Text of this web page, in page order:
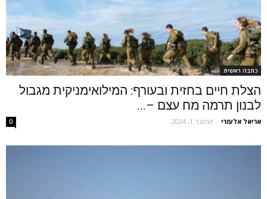
כתבה ראשית
הצלת חיים בחזית ובעורף: המילואימניקית מגבול
לבנון תרמה מח עצם –...
אריאל אלעזרי - דצמבר 1, 2024 0